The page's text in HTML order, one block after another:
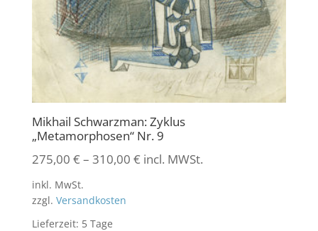
Mikhail Schwarzman: Zyklus
„Metamorphosen“ Nr. 9
275,00 € – 310,00 € incl. MWSt.
inkl. MwSt.
zzgl. Versandkosten
Lieferzeit: 5 Tage